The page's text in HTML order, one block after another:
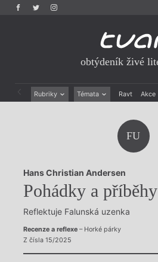
obtýdeník živé
Rubriky Témata Ravt Akce
Rozhovory
Dokument
Výroční ceny
FU
Hans Christian Andersen
Pohádky a příběhy
Reflektuje Falunská uzenka
Recenze a reflexe– Horké párky
Z čísla 15/2025